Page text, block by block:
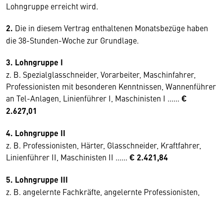
Lohngruppe erreicht wird.
2. Die in diesem Vertrag enthaltenen Monatsbezüge haben
die 38-Stunden-Woche zur Grundlage.
3. Lohngruppe I
z. B. Spezialglasschneider, Vorarbeiter, Maschinfahrer,
Professionisten mit besonderen Kenntnissen, Wannenführer
an Tel-Anlagen, Linienführer I, Maschinisten I ...... €
2.627,01
4. Lohngruppe II
z. B. Professionisten, Härter, Glasschneider, Kraftfahrer,
Linienführer II, Maschinisten II ...... € 2.421,84
5. Lohngruppe III
z. B. angelernte Fachkräfte, angelernte Professionisten,